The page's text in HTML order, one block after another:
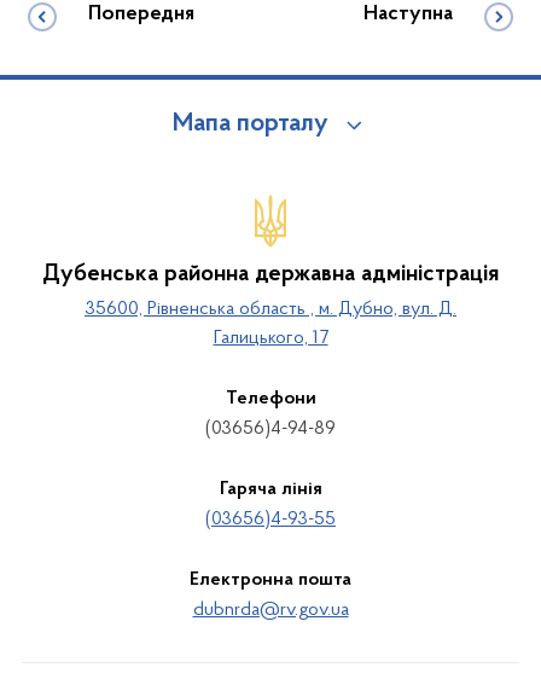
Попередня Наступна
Мапа порталу
Дубенська районна державна адміністрація
35600, Рівненська область , м. Дубно, вул. Д.
Галицького, 17
Телефони
(03656)4-94-89
Гаряча лінія
(03656)4-93-55
Електронна пошта
dubnrda@rv.gov.ua